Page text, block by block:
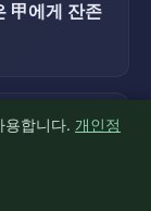
甲에게 잔존
분량 이용
내용·형식·
용합니다. 개인정